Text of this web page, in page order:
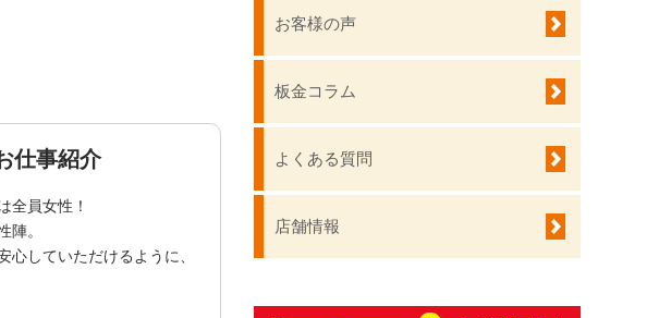
仕事紹介
全員女性！
陣。
していただけるように、
お客様の声
板金コラム
よくある質問
店舗情報